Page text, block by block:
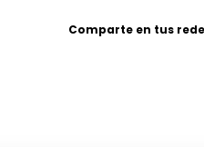
Comparte en tus